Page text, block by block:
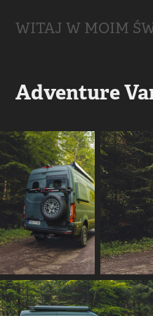
WITAJ W MOIM
Adventure